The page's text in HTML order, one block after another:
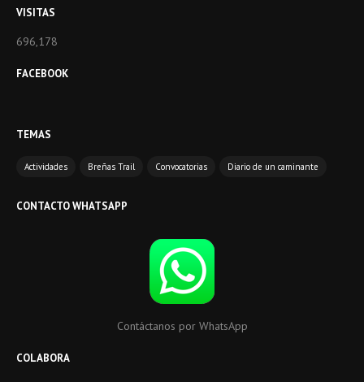
VISITAS
696,178
FACEBOOK
TEMAS
Actividades Breñas Trail Convocatorias Diario de un caminante
CONTACTO WHATSAPP
Contáctanos por WhatsApp
COLABORA